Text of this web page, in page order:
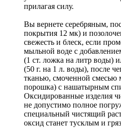
прилагая силу.
Вы вернете серебряным,
покрытия 12 мк) и
свежесть и блеск, если
мыльной воде с
(1 ст. ложка на литр воды)
(50 г. на 1 л. воды), после
тканью, смоченной смесью
порошка) с нашатырным
Оксидированные изделия
не допустимо полное
специальный чистящий
оксид станет тусклым и